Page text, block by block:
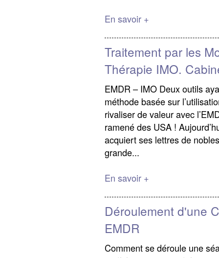
En savoir +
Traitement par les
Thérapie IMO.
EMDR – IMO Deux outils
méthode basée sur
rivaliser de valeur avec
ramené des USA !
acquiert ses lettres de
grande...
En savoir +
Déroulement d'une
EMDR
Comment se déroule une